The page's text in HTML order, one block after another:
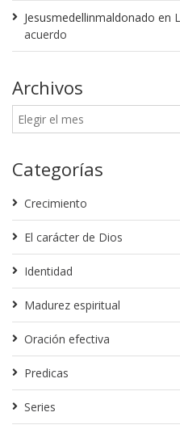
Jesusmedellinmaldonado en
acuerdo
Archivos
Categorías
Crecimiento
El carácter de Dios
Identidad
Madurez espiritual
Oración efectiva
Predicas
Series